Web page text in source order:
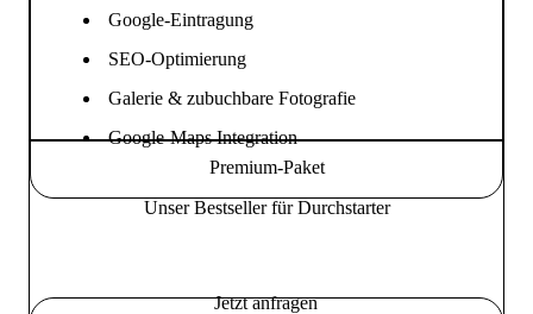
Google-Eintragung
SEO-Optimierung
Galerie & zubuchbare Fotografie
Google-Maps Integration
Premium-Paket
Unser Bestseller für Durchstarter
Jetzt anfragen